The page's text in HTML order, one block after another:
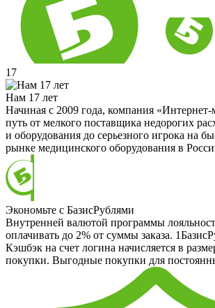
17
Нам 17 лет
Начиная с 2009 года, компания
путь от мелкого поставщика недорогих
и оборудования до серьезного игрока на
рынке медицинского оборудования в
Экономьте с БазисРублями
Внутренней валютой программы
оплачивать до 2% от суммы заказа.
Кэшбэк на счет логина начисляется в
покупки. Выгодные покупки для